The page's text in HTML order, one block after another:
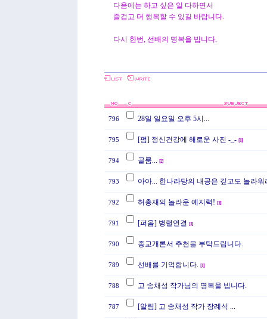
다음에는 하고 싶은 일 다하면서
즐겁고 더 행복할 수 있길 바랍니다.
다시 한번, 선배의 명복을 빕니다.
796 28일 일요일 오후 5시...
795 [펌] 정신건강에 해로운 사진 -_- [1]
794 골룸... [2]
793 아아... 한나라당의 내공은 깊고도 놀라워
792 허총재의 놀라운 예지력! [1]
791 [퍼옴] 병렬연결 [1]
790 종교개론서 추천을 부탁드립니다.
789 선배를 기억합니다. [1]
788 고 송채성 작가님의 명복을 빕니다.
787 [알림] 고 송채성 작가 장례식 ...